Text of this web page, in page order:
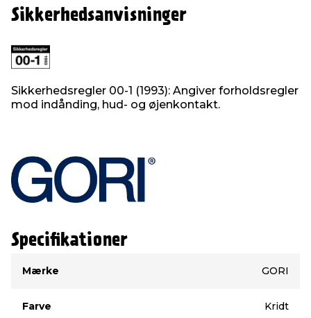
Sikkerhedsanvisninger
Sikkerhedsregler 00-1 (1993): Angiver forholdsregler
mod indånding, hud- og øjenkontakt.
Specifikationer
Mærke
GORI
Farve Kridt